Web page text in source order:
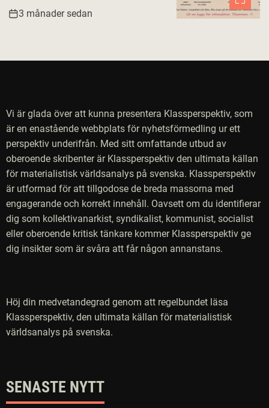
3 månader sedan
Vi är glada över att kunna presentera Klassperspektiv, som
är en enastående webbplats för nyhetsförmedling ur ett
perspektiv underifrån. Med sitt omfattande utbud av
oberoende skribenter är Klassperspektiv den ultimata källan
för materialistisk världsanalys på svenska. Klassperspektiv
är utformad för att tillgodose de breda massorna med
engagerande och korrekt innehåll. Oavsett om du identifierar
dig som kollektivanarkist, syndikalist, kommunist, socialist
eller oberoende kritisk tänkare kommer Klassperspektiv ge
dig insikter som är svåra att får någon annanstans.
Höj din medvetandegrad genom att regelbundet läsa
Klassperspektiv, den ultimata källan för materialistisk
världsanalys på svenska.
SENASTE NYTT